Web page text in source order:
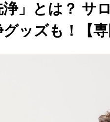
浄」とは？ サ
ッズも！【専